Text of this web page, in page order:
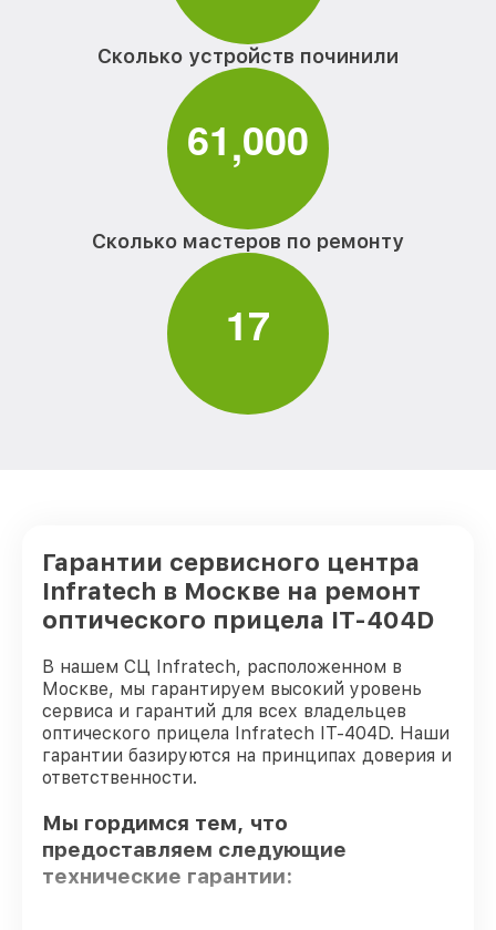
Сколько устройств починили
61,000
Сколько мастеров по ремонту
17
Гарантии сервисного центра
Infratech в Москве на ремонт
оптического прицела IT-404D
В нашем СЦ Infratech, расположенном в
Москве, мы гарантируем высокий уровень
сервиса и гарантий для всех владельцев
оптического прицела Infratech IT-404D. Наши
гарантии базируются на принципах доверия и
ответственности.
Мы гордимся тем, что
предоставляем следующие
технические гарантии: